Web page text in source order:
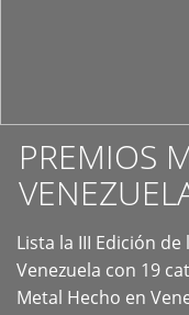
PREMIOS
Lista la III Edición
Venezuela con 19
Metal Hecho en